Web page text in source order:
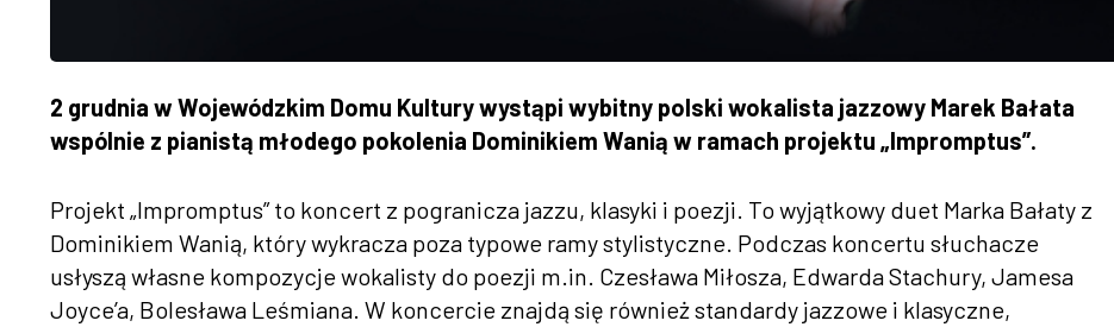
2 grudnia w Wojewódzkim Domu Kultury wystąpi wybitny polski wokalista jazzowy Marek Bałata
wspólnie z pianistą młodego pokolenia Dominikiem Wanią w ramach projektu „Impromptus”.
Projekt „Impromptus” to koncert z pogranicza jazzu, klasyki i poezji. To wyjątkowy duet Marka Bałaty z
Dominikiem Wanią, który wykracza poza typowe ramy stylistyczne. Podczas koncertu słuchacze
usłyszą własne kompozycje wokalisty do poezji m.in. Czesława Miłosza, Edwarda Stachury, Jamesa
Joyce’a, Bolesława Leśmiana. W koncercie znajdą się również standardy jazzowe i klasyczne,